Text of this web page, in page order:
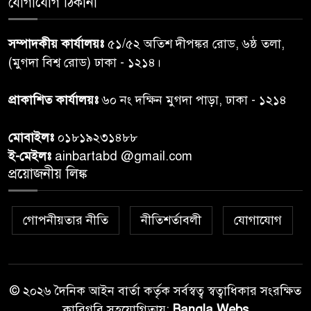
তদন্ত শেষ পর্যায়ে, দ্রুত চার্জশিট
৭
রাতের মধ্যে ঢাকাসহ ১০ অঞ্চলে
ঝড়বৃষ্টির পূর্বাভাস
৮
প্রধানমন্ত্রীর সঙ্গে দেখা করে স্বপ্নপূরণ
উপহার
৯
২০ আগস্ট রাষ্ট্রপতি নির্বাচন,
১০
সম্পাদকীয় কার্যালয়ঃ ৫১/৫২ অতিশ দীপঙ্কর রোড, ৬ষ্ঠ তলা,
(মুগদা বিশ্ব রোড) ঢাকা - ১২১৪।
প্রাকাশিত কার্যালয়ঃ৬০ নং দক্ষিন মুগদা পাড়া, ঢাকা - ১২১৪
মোবাইলঃ ০১৮১৯২৩১৪৮৮
ই-মেইলঃ ainbartabd @gmail.com
প্রয়োজনীয় লিঙ্ক
গোপনীয়তার নীতি নীতিশর্তাবলী যোগাযোগ
© ২০২৬ দৈনিক আইন বার্তা কর্তৃক সর্বস্বত্ব স্বত্বাধিকার সংরক্ষিত